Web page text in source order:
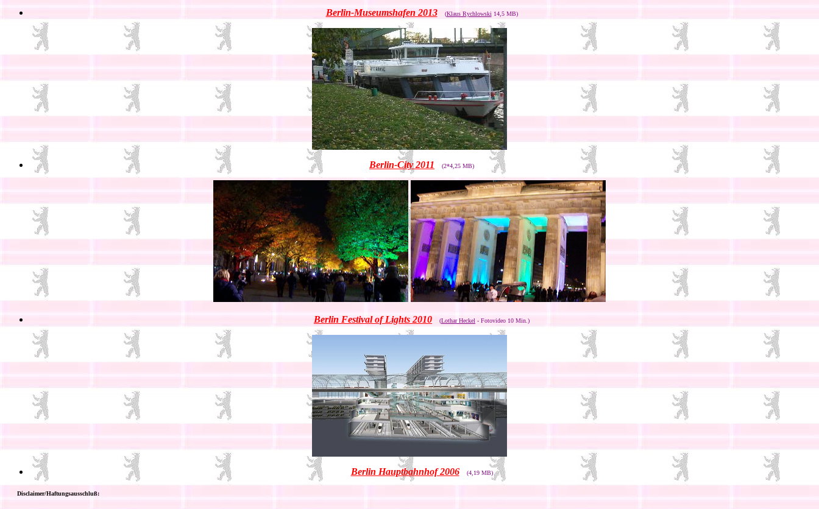
Berlin-Museumshafen 2013 (Klaus Rychlowski 14,5 MB)
Berlin-City 2011 (2*4,25 MB)
Berlin Festival of Lights 2010 (Lothar Heckel - Fotovideo 10 Min.)
Berlin Hauptbahnhof 2006 (4,19 MB)
Disclaimer/Haftungsausschluß: